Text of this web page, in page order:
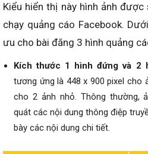
Kiểu hiển thị này hình ảnh
chạy quảng cáo Facebook.
ưu cho bài đăng 3 hình quảng
Kích thước 1 hình đứng và 2
tương ứng là 448 x 900 pixel cho
cho 2 ảnh nhỏ. Thông thường,
quát các nội dung thông điệp
bày các nội dung chi tiết.